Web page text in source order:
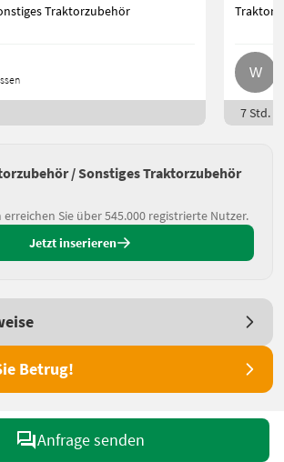
Traktorzubehör
7 Std.
/ Sonstiges Traktorzubehör
Sie über 545.000 registrierte Nutzer.
Jetzt inserieren
Betrug!
Anfrage senden